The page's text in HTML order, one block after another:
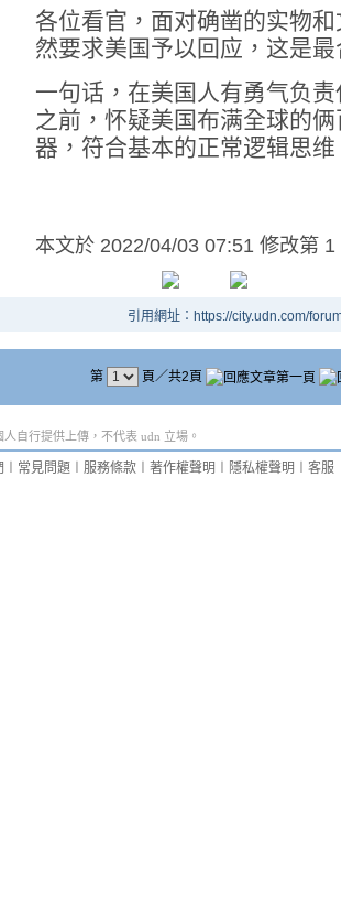
各位看官，面对确凿的实物
然要求美国予以回应，这是
一句话，在美国人有勇气负
之前，怀疑美国布满全球的
器，符合基本的正常逻辑思维
本文於 2022/04/03 07:51 修改第 1
引用網址：https://city.udn.com/
第 頁／共2頁
自行提供上傳，不代表 udn 立場。
常見問題 服務條款 著作權聲明 隱私權聲明 客服